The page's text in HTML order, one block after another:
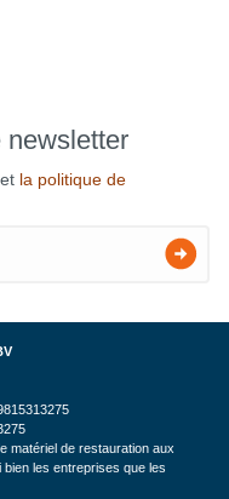
newsletter
et la politique de
matériel de restauration aux
les entreprises que les